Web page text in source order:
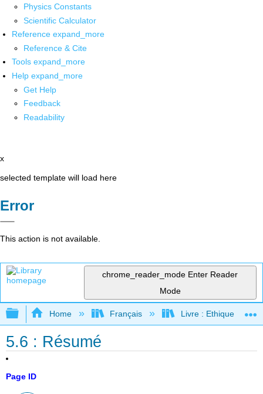
Physics Constants
Scientific Calculator
Reference expand_more
Reference & Cite
Tools expand_more
Help expand_more
Get Help
Feedback
Readability
x
selected template will load here
Error
This action is not available.
chrome_reader_mode Enter Reader
Mode
Expand/collapse global hierarchy
Home Français Livre : Ethique des
5.6 : Résumé
Page ID